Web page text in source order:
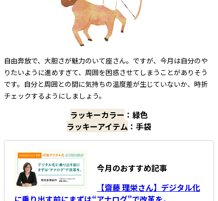
自由奔放で、大胆さが魅力のいて座さん。ですが、今月は自分のや
りたいように進めすぎて、周囲を困惑させてしまうことがありそう
です。自分と周囲との間に気持ちの温度差が生じていないか、時折
チェックするようにしましょう。
ラッキーカラー ：緑色
ラッキーアイテム ：手袋
今月のおすすめ記事
【齋藤 理栄さん】デジタル化